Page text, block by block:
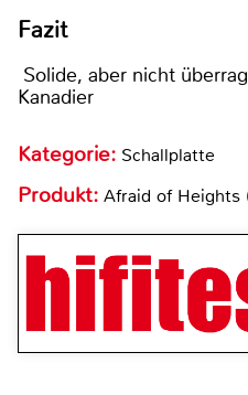
Fazit
Solide, aber nicht
Kanadier
Kategorie: Schallplatte
Produkt: Afraid of Heights